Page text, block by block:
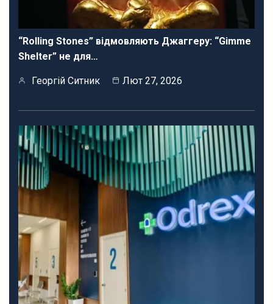
“Rolling Stones” відмовляють Джаггеру: “Gimme
Shelter” не для…
Георгій Ситник Лют 27, 2026